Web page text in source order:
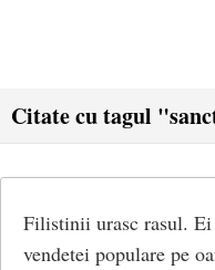
Citate cu tagul
Filistinii urasc rasul. Ei
vendetei populare pe